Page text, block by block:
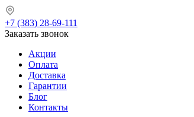
+7 (383) 28-69-111
Заказать звонок
Акции
Оплата
Доставка
Гарантии
Блог
Контакты